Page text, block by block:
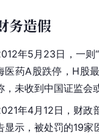
务造假
年5月23日，一则
医药A股跌停 ，H股
，未收到中国证监会
年4月12日，财政
显示，被处罚的19家